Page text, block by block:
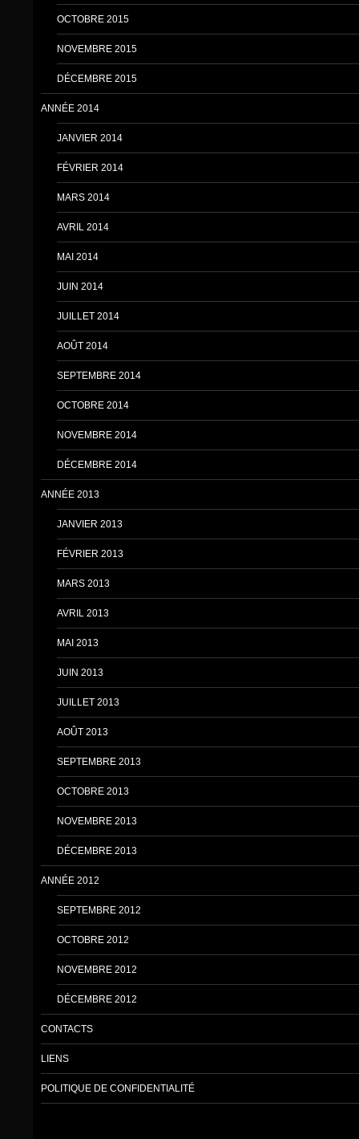
OCTOBRE 2015
NOVEMBRE 2015
DÉCEMBRE 2015
ANNÉE 2014
JANVIER 2014
FÉVRIER 2014
MARS 2014
AVRIL 2014
MAI 2014
JUIN 2014
JUILLET 2014
AOÛT 2014
SEPTEMBRE 2014
OCTOBRE 2014
NOVEMBRE 2014
DÉCEMBRE 2014
ANNÉE 2013
JANVIER 2013
FÉVRIER 2013
MARS 2013
AVRIL 2013
MAI 2013
JUIN 2013
JUILLET 2013
AOÛT 2013
SEPTEMBRE 2013
OCTOBRE 2013
NOVEMBRE 2013
DÉCEMBRE 2013
ANNÉE 2012
SEPTEMBRE 2012
OCTOBRE 2012
NOVEMBRE 2012
DÉCEMBRE 2012
CONTACTS
LIENS
POLITIQUE DE CONFIDENTIALITÉ